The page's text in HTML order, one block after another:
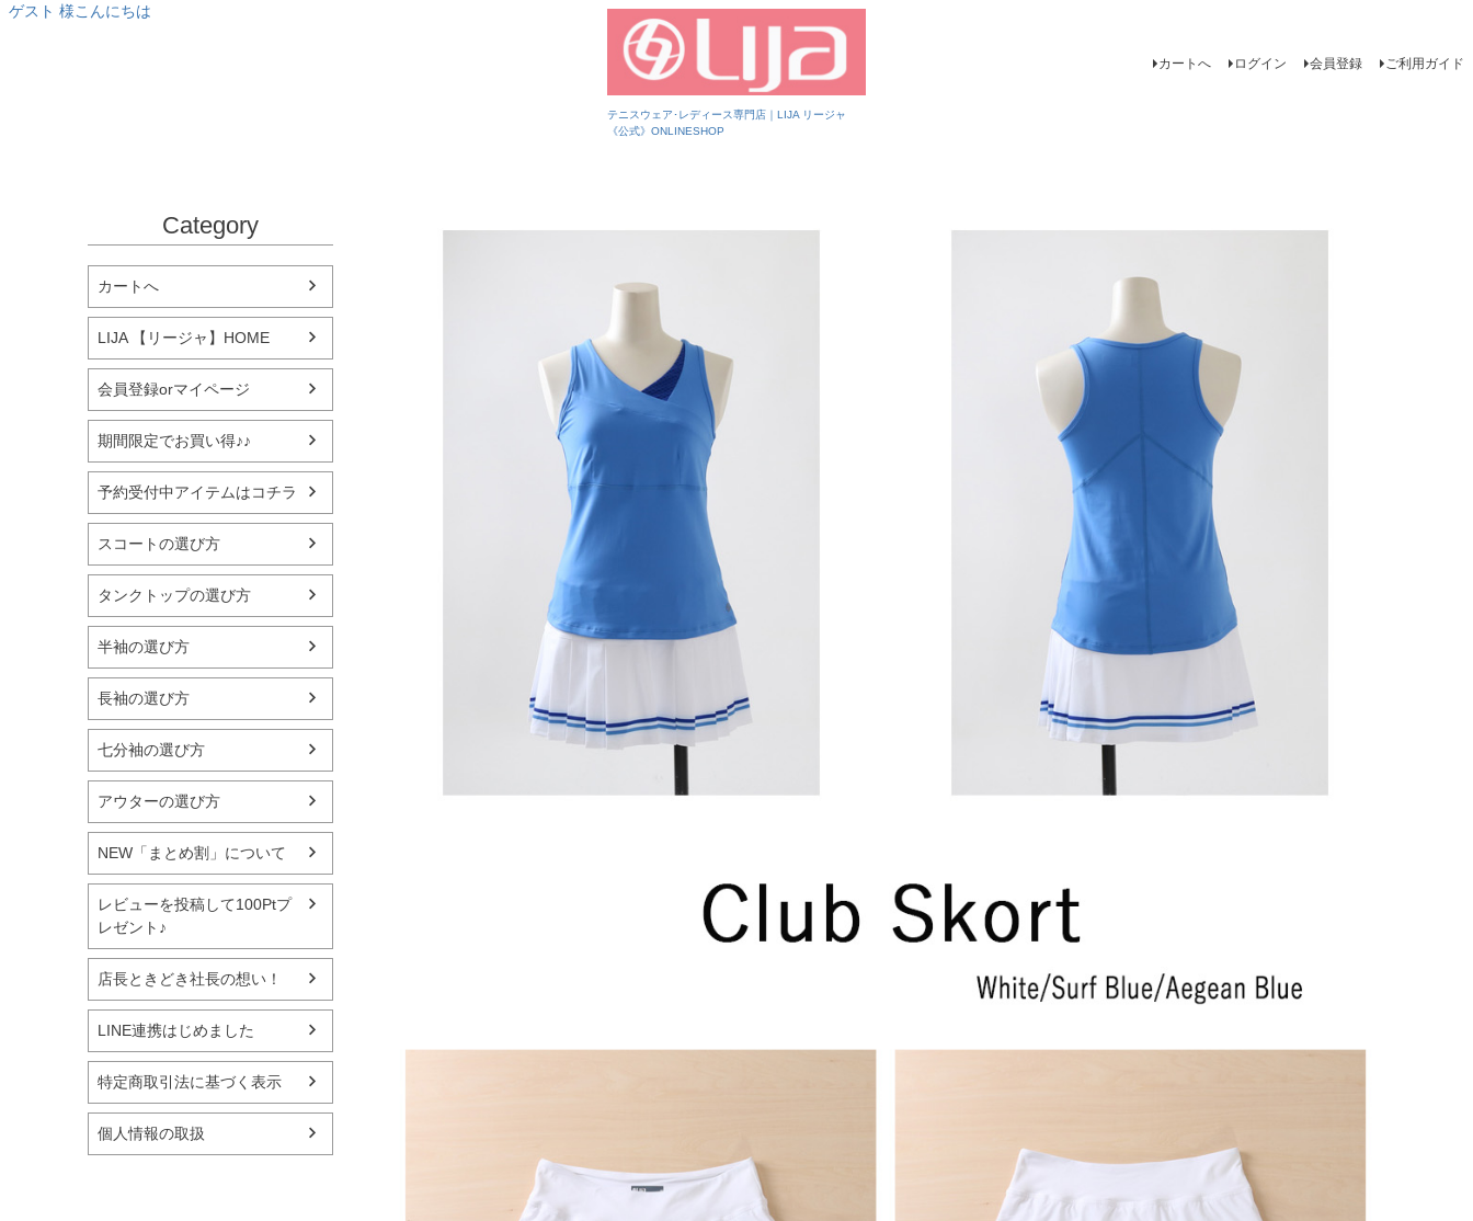
テニスウェア･レディース専門店｜LIJA リージャ
《公式》ONLINESHOP
ゲスト 様こんにちは
カートへ ログイン 会員登録 ご利用ガイド
Category
カートへ
LIJA 【リージャ】HOME
会員登録orマイページ
期間限定でお買い得♪♪
予約受付中アイテムはコチラ
スコートの選び方
タンクトップの選び方
半袖の選び方
長袖の選び方
七分袖の選び方
アウターの選び方
NEW「まとめ割」について
レビューを投稿して100Ptプ
レゼント♪
店長ときどき社長の想い！
LINE連携はじめました
特定商取引法に基づく表示
個人情報の取扱